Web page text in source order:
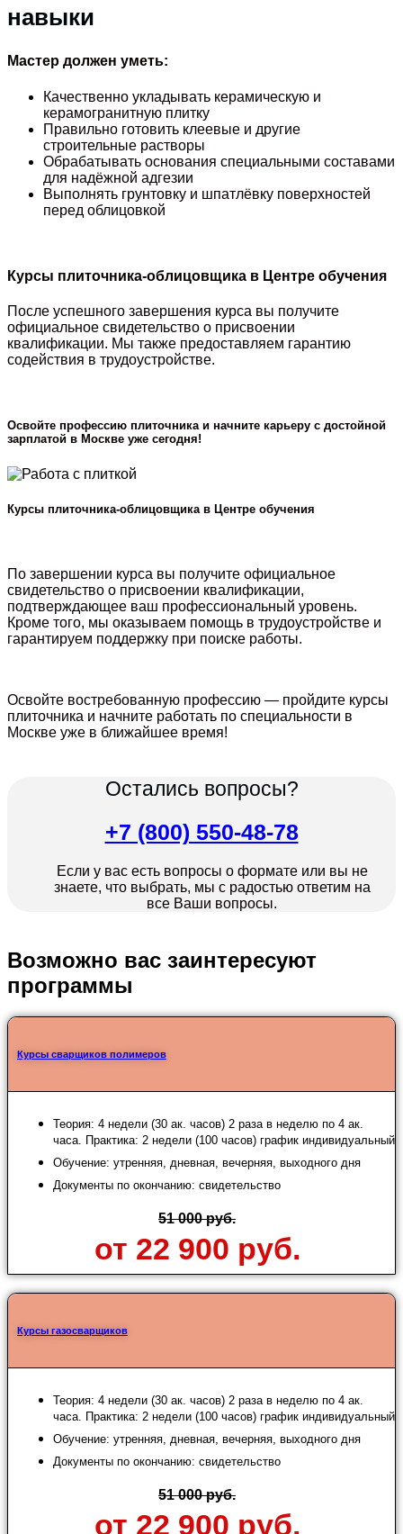
навыки
Мастер должен уметь:
Качественно укладывать керамическую и
керамогранитную плитку
Правильно готовить клеевые и другие
строительные растворы
Обрабатывать основания специальными составами
для надёжной адгезии
Выполнять грунтовку и шпатлёвку поверхностей
перед облицовкой
Курсы плиточника-облицовщика в Центре обучения
После успешного завершения курса вы получите
официальное свидетельство о присвоении
квалификации. Мы также предоставляем гарантию
содействия в трудоустройстве.
Освойте профессию плиточника и начните карьеру с достойной
зарплатой в Москве уже сегодня!
Курсы плиточника-облицовщика в Центре обучения
По завершении курса вы получите официальное
свидетельство о присвоении квалификации,
подтверждающее ваш профессиональный уровень.
Кроме того, мы оказываем помощь в трудоустройстве и
гарантируем поддержку при поиске работы.
Освойте востребованную профессию — пройдите курсы
плиточника и начните работать по специальности в
Москве уже в ближайшее время!
Остались вопросы?
+7 (800) 550-48-78
Если у вас есть вопросы о формате или вы не
знаете, что выбрать, мы с радостью ответим на
все Ваши вопросы.
Возможно вас заинтересуют
программы
Курсы сварщиков полимеров
Теория: 4 недели (30 ак. часов) 2 раза в неделю по 4 ак.
часа. Практика: 2 недели (100 часов) график индивидуальный
Обучение: утренняя, дневная, вечерняя, выходного дня
Документы по окончанию: свидетельство
51 000 руб.
от 22 900 руб.
Курсы газосварщиков
Теория: 4 недели (30 ак. часов) 2 раза в неделю по 4 ак.
часа. Практика: 2 недели (100 часов) график индивидуальный
Обучение: утренняя, дневная, вечерняя, выходного дня
Документы по окончанию: свидетельство
51 000 руб.
от 22 900 руб.